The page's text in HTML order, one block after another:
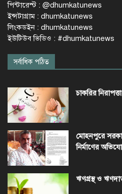
পিন্টারেস্ট : @dhumkatunews
ইন্সটাগ্রাম : dhumkatunews
লিংকডইন : dhumkatunews
ইউটিউব ভিডিও : #dhumkatunews
সর্বাধিক পঠিত
চাকরির
মোহনপুরে
নির্মাণের
ঋণগ্রস্থ ও